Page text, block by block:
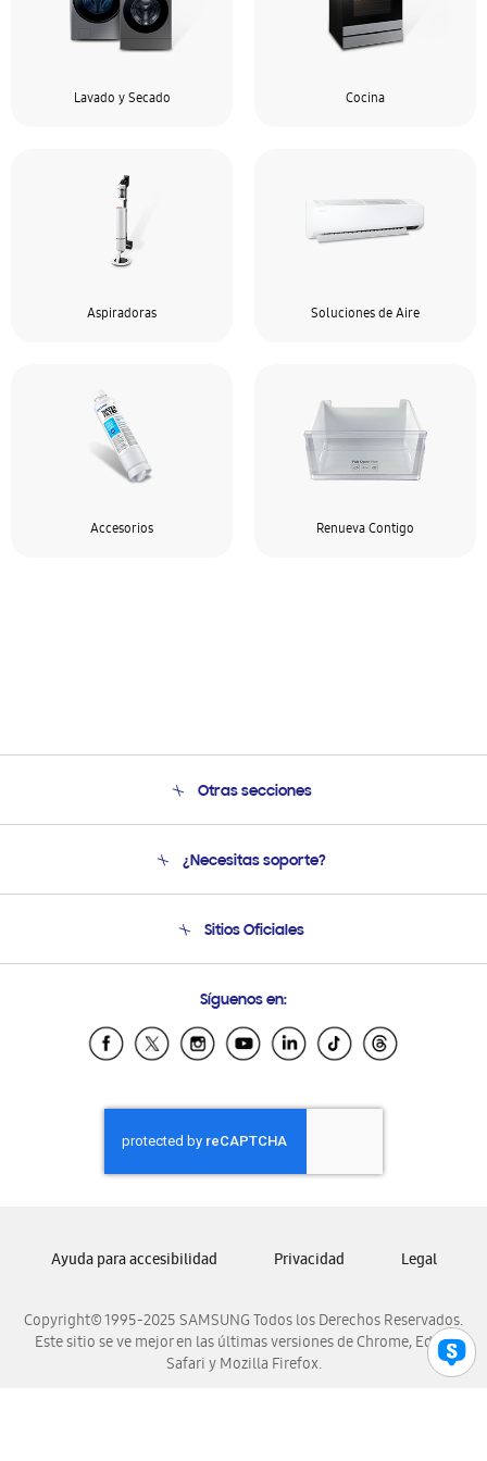
Lavado y Secado Cocina
Aspiradoras Soluciones de Aire
Accesorios Renueva Contigo
Otras secciones
Soporte
Seguimiento de tu pedido
¿Necesitas soporte?
Soporte vía eMail
Sitios Oficiales
Samsung Ecuador
Samsung El Salvador
Samsung Honduras
Samsung Nicaragua
Samsung Panamá
Samsung Venezuela
Síguenos en:
Copyright© 1995-2025 SAMSUNG Todos los Derechos Reservados.
Este sitio se ve mejor en las últimas versiones de Chrome, Edge,
Safari y Mozilla Firefox.
Ayuda para accesibilidad Privacidad Legal